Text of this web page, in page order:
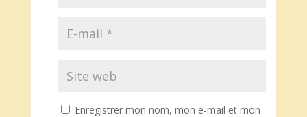
Enregistrer mon nom, mon e-mail et mon